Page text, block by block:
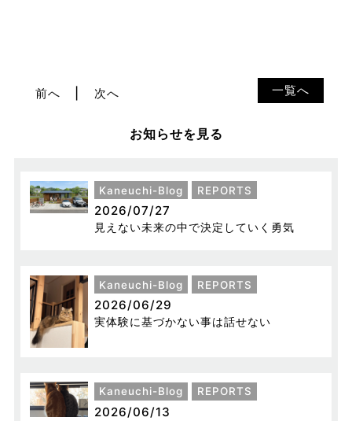
一覧へ
前へ 次へ
お知らせを見る
Kaneuchi-Blog REPORTS
2026/07/27
見えない未来の中で決定していく勇気
Kaneuchi-Blog REPORTS
2026/06/29
実体験に基づかない事は話せない
Kaneuchi-Blog REPORTS
2026/06/13